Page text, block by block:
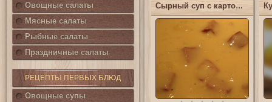
Овощные салаты
Мясные салаты
Рыбные салаты
Праздничные салаты
РЕЦЕПТЫ ПЕРВЫХ БЛЮД
Овощные супы
Сырный суп с картошкой и колбасой